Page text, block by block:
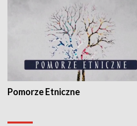
Pomorze Etniczne